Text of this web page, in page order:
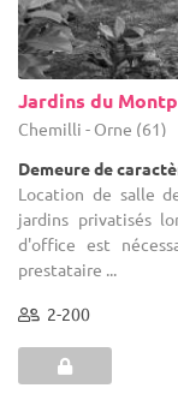
Jardins du
Chemilli - Orne (61)
Demeure de
Location de salle
jardins privatisés
d'office est
prestataire ...
2-200